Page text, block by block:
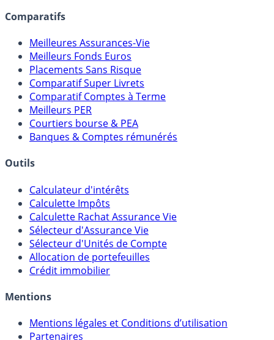
assureurs, sociétés de gestion, CGP, etc.
Comparatifs
Meilleures Assurances-Vie
Meilleurs Fonds Euros
Placements Sans Risque
Comparatif Super Livrets
Comparatif Comptes à Terme
Meilleurs PER
Banques & Comptes rémunérés
Outils
Calculateur d'intérêts
Calculette Impôts
Calculette Rachat Assurance Vie
Sélecteur d'Assurance Vie
Sélecteur d'Unités de Compte
Crédit immobilier
Mentions